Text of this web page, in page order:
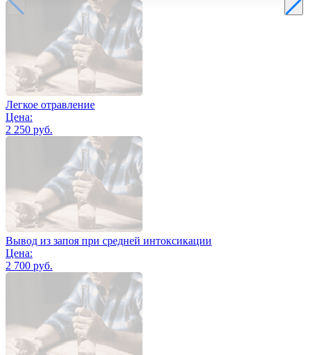
Легкое отравление
Цена:
2 250 руб.
Вывод из запоя при средней интоксикации
Цена:
2 700 руб.